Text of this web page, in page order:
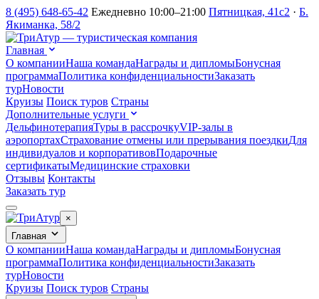
8 (495) 648-65-42 Ежедневно 10:00–21:00 Пятницкая, 41с2 · Б.
Якиманка, 58/2
Главная
О компанииНаша командаНаграды и дипломыБонусная
программаПолитика конфиденциальностиЗаказать
турНовости
Круизы Поиск туров Страны
Дополнительные услуги
ДельфинотерапияТуры в рассрочкуVIP-залы в
аэропортахСтрахование отмены или прерывания поездкиДля
индивидуалов и корпоративовПодарочные
сертификатыМедицинские страховки
Отзывы Контакты
Заказать тур
×
Главная
О компанииНаша командаНаграды и дипломыБонусная
программаПолитика конфиденциальностиЗаказать
турНовости
Круизы Поиск туров Страны